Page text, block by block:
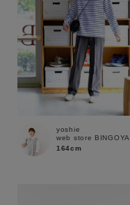
カテゴリ
サイズ
ブランド
yoshie
web store BINGOYA
164cm